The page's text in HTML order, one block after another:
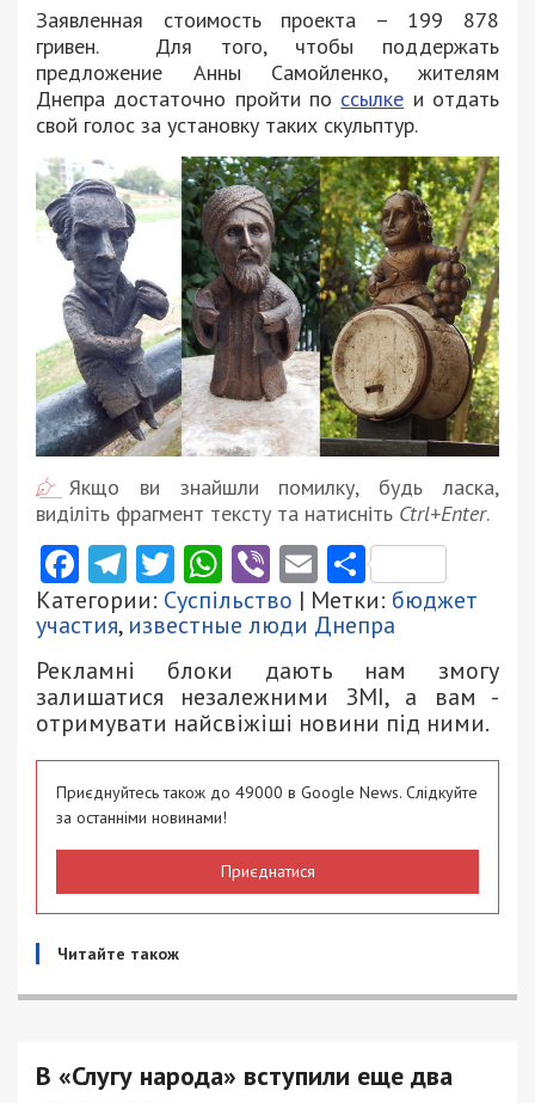
Заявленная стоимость проекта – 199 878
гривен. Для того, чтобы поддержать
предложение Анны Самойленко, жителям
Днепра достаточно пройти по ссылке и отдать
свой голос за установку таких скульптур.
Якщо ви знайшли помилку, будь ласка,
виділіть фрагмент тексту та натисніть Ctrl+Enter.
Facebook
Telegram
Twitter
WhatsApp
ViberEmail
Категории: Суспільство | Метки: бюджет
участия, известные люди Днепра
Рекламні блоки дають нам змогу
залишатися незалежними ЗМІ, а вам -
отримувати найсвіжіші новини під ними.
Приєднуйтесь також до 49000 в Google News. Слідкуйте
за останніми новинами!
Приєднатися
Читайте також
В «Слугу народа» вступили еще два